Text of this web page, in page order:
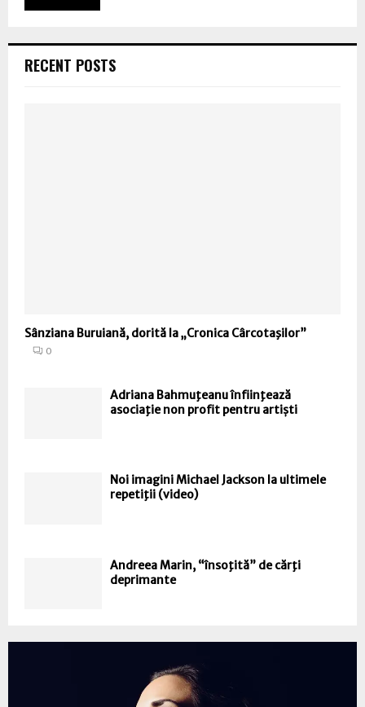
RECENT POSTS
Sânziana Buruiană, dorită la „Cronica Cârcotaşilor”
0
Adriana Bahmuţeanu înfiinţează
asociaţie non profit pentru artiști
Noi imagini Michael Jackson la ultimele
repetiţii (video)
Andreea Marin, “însoţită” de cărţi
deprimante